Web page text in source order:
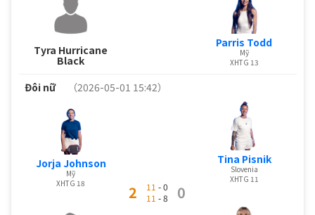
Tyra Hurricane
Black
Parris Todd
Mỹ
XHTG 13
Đôi nữ （2026-05-01 15:42）
Jorja Johnson
Mỹ
XHTG 18
2 11 - 0
11 - 8 0
Tina Pisnik
Slovenia
XHTG 11